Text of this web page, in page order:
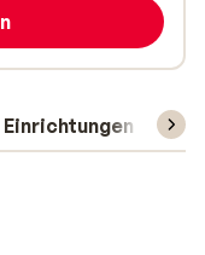
Einrichtungen